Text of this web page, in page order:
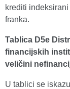
krediti
franka.
Tablica D5e
financijskih
veličini
U tablici se